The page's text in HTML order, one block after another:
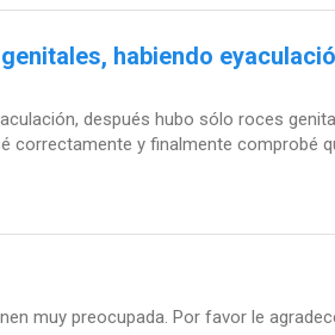
habiendo
después hubo sólo roces
correctamente y finalmente comprobé
muy preocupada. Por favor le